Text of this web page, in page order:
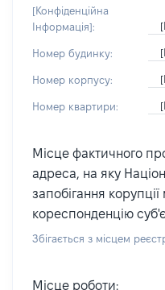
[Конфіденційна
Інформація]:
Номер будинку:
Номер корпусу:
Номер квартири:
Місце фактичного
адреса, на яку
запобігання
кореспонденцію
Збігається з місцем
Місце роботи: